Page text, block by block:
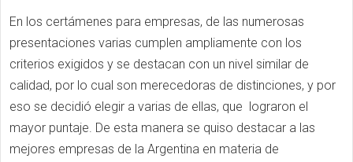
En los certámenes para empresas, de las numerosas
presentaciones varias cumplen ampliamente con los
criterios exigidos y se destacan con un nivel similar de
calidad, por lo cual son merecedoras de distinciones, y por
eso se decidió elegir a varias de ellas, que lograron el
mayor puntaje. De esta manera se quiso destacar a las
mejores empresas de la Argentina en materia de